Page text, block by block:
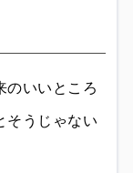
のいいところ
そうじゃない